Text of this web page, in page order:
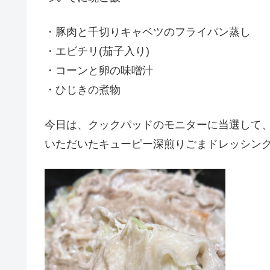
・豚肉と千切りキャベツのフライパン蒸し
・エビチリ(茄子入り)
・コーンと卵の味噌汁
・ひじきの煮物
今日は、クックパッドのモニターに当選して、
いただいたキューピー深煎りごまドレッシン